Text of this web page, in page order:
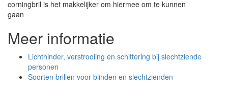
corningbril is het makkelijker om hiermee om te kunnen
gaan
Meer informatie
Lichthinder, verstrooiing en schittering bij slechtziende
personen
Soorten brillen voor blinden en slechtzienden